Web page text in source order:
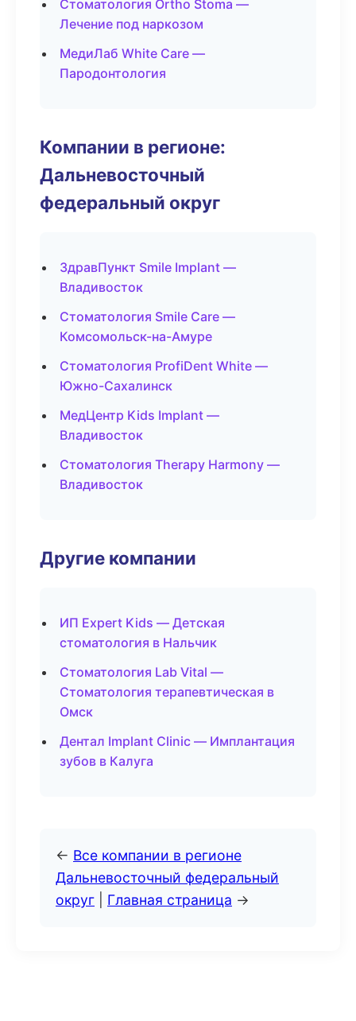
Стоматология Ortho Stoma —
Лечение под наркозом
МедиЛаб White Care —
Пародонтология
Компании в регионе:
Дальневосточный
федеральный округ
ЗдравПункт Smile Implant —
Владивосток
Стоматология Smile Care —
Комсомольск-на-Амуре
Стоматология ProfiDent White —
Южно-Сахалинск
МедЦентр Kids Implant —
Владивосток
Стоматология Therapy Harmony —
Владивосток
Другие компании
ИП Expert Kids — Детская
стоматология в Нальчик
Стоматология Lab Vital —
Стоматология терапевтическая в
Омск
Дентал Implant Clinic — Имплантация
зубов в Калуга
← Все компании в регионе
Дальневосточный федеральный
округ
Главная страница →